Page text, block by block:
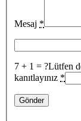
Mesaj *
7 + 1 = ?Lütfen
kanıtlayınız *